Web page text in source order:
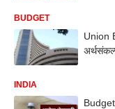
BUDGET
Union
INDIA